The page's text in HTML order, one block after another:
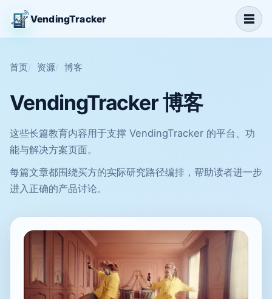
VendingTracker ☰
首页 资源 博客
VendingTracker 博客
这些长篇教育内容用于支撑 VendingTracker 的平台、功
能与解决方案页面。
每篇文章都围绕买方的实际研究路径编排，帮助读者进一步
进入正确的产品讨论。